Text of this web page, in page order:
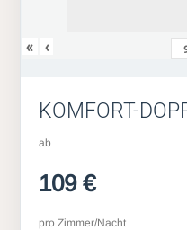
« ‹
KOMFORT-
ab
109 €
pro Zimmer/Nacht